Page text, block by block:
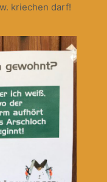
kriechen darf!